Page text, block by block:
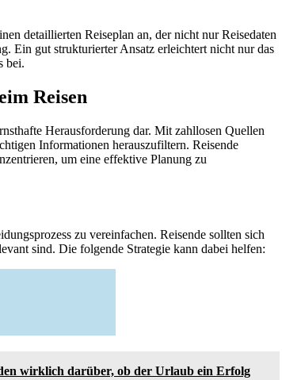
detaillierten Reiseplan an, der nicht nur Reisedaten
Ein gut strukturierter Ansatz erleichtert nicht nur das
bei.
Reisen
Herausforderung dar. Mit zahllosen Quellen
Informationen herauszufiltern. Reisende
um eine effektive Planung zu
zu vereinfachen. Reisende sollten sich
sind. Die folgende Strategie kann dabei helfen:
wirklich darüber, ob der Urlaub ein Erfolg